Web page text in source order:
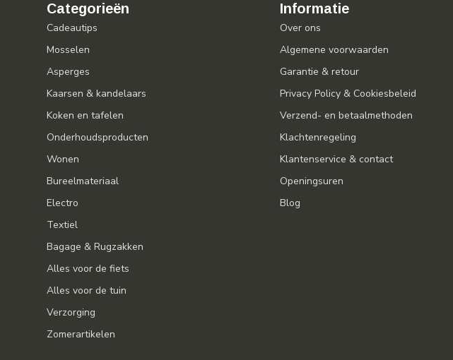
Categorieën
Cadeautips
Mosselen
Asperges
Kaarsen & kandelaars
Koken en tafelen
Onderhoudsproducten
Wonen
Bureelmateriaal
Electro
Textiel
Bagage & Rugzakken
Alles voor de fiets
Alles voor de tuin
Verzorging
Zomerartikelen
Informatie
Over ons
Algemene voorwaarden
Garantie & retour
Privacy Policy & Cookiesbeleid
Verzend- en betaalmethoden
Klachtenregeling
Klantenservice & contact
Openingsuren
Blog